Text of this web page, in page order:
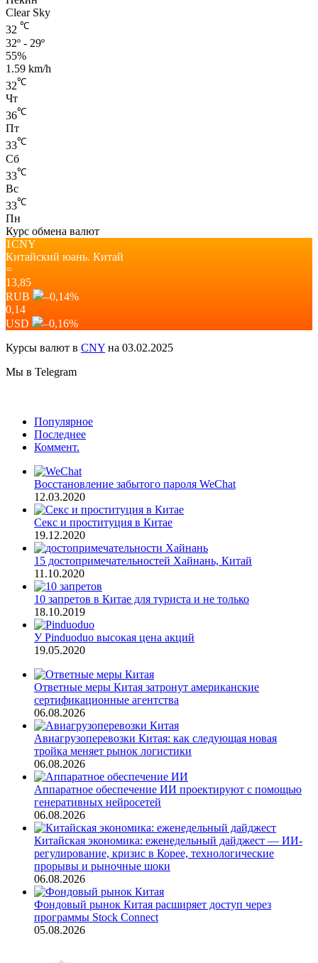
Clear Sky
32 ℃
32º - 29º
55%
1.59 km/h
32℃
Чт
36℃
Пт
33℃
Сб
33℃
Вс
33℃
Пн
Курс обмена валют
1CNY
Китайский юань. Китай
=
13,85
RUB
–0,14%
0,14
USD
–0,16%
Курсы валют в CNY на 03.02.2025
Мы в Telegram
Популярное
Последнее
Коммент.
Восстановление забытого пароля WeChat
12.03.2020
Секс и проституция в Китае
19.12.2020
15 достопримечательностей Хайнань, Китай
11.10.2020
10 запретов в Китае для туриста и не только
18.10.2019
У Pinduoduo высокая цена акций
19.05.2020
Ответные меры Китая затронут американские
сертификационные агентства
06.08.2026
Авиагрузоперевозки Китая: как следующая новая
тройка меняет рынок логистики
06.08.2026
Аппаратное обеспечение ИИ проектируют с помощью
генеративных нейросетей
06.08.2026
Китайская экономика: еженедельный дайджест — ИИ-
регулирование, кризис в Корее, технологические
прорывы и рыночные шоки
06.08.2026
Фондовый рынок Китая расширяет доступ через
программы Stock Connect
05.08.2026